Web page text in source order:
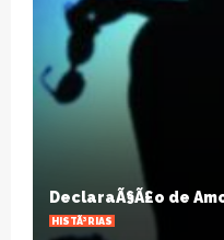
HÃ¡ um sÃ©culo
ARTIGOS
VIEW ALL PHOTOS